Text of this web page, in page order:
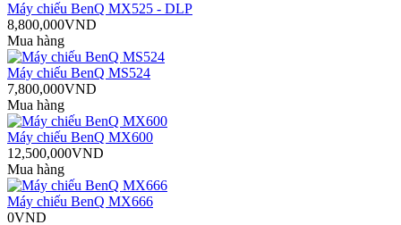
Máy chiếu BenQ MX525 - DLP
8,800,000VND
Mua hàng
Máy chiếu BenQ MS524
7,800,000VND
Mua hàng
Máy chiếu BenQ MX600
12,500,000VND
Mua hàng
Máy chiếu BenQ MX666
0VND